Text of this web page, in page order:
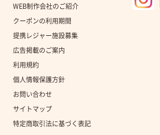
WEB制作会社のご紹介
クーポンの利用期間
提携レジャー施設募集
広告掲載のご案内
利用規約
個人情報保護方針
お問い合わせ
サイトマップ
特定商取引法に基づく表記